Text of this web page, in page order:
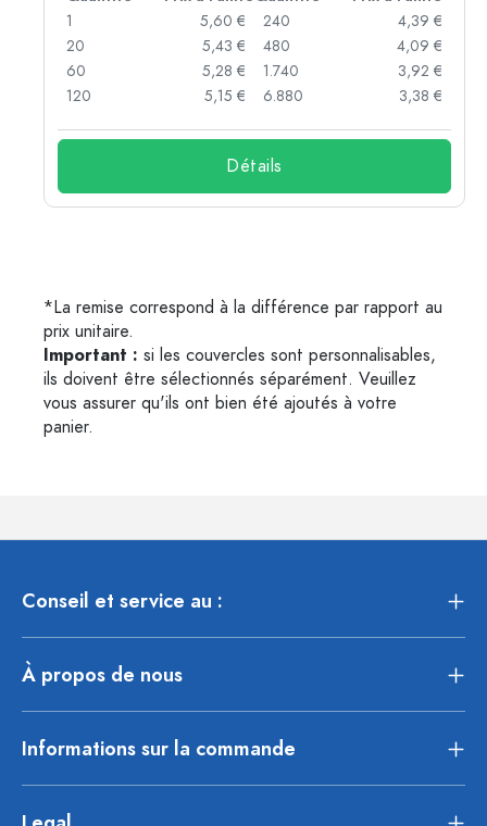
1
5,60 €
20
5,43 €
60
5,28 €
120
5,15 €
240
4,39 €
480
4,09 €
1.740
3,92 €
6.880
3,38 €
Détails
*La remise correspond à la différence par rapport au
prix unitaire.
Important : si les couvercles sont personnalisables,
ils doivent être sélectionnés séparément. Veuillez
vous assurer qu'ils ont bien été ajoutés à votre
panier.
Conseil et service au :
À propos de nous
Informations sur la commande